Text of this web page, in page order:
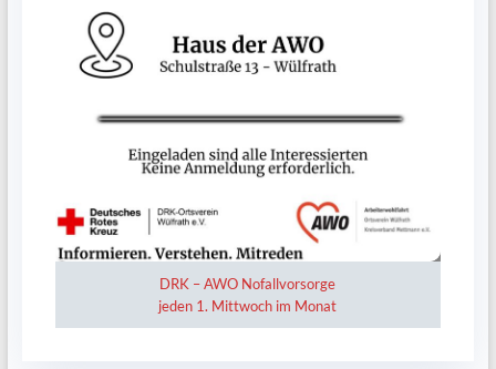
DRK – AWO Nofallvorsorge
jeden 1. Mittwoch im Monat